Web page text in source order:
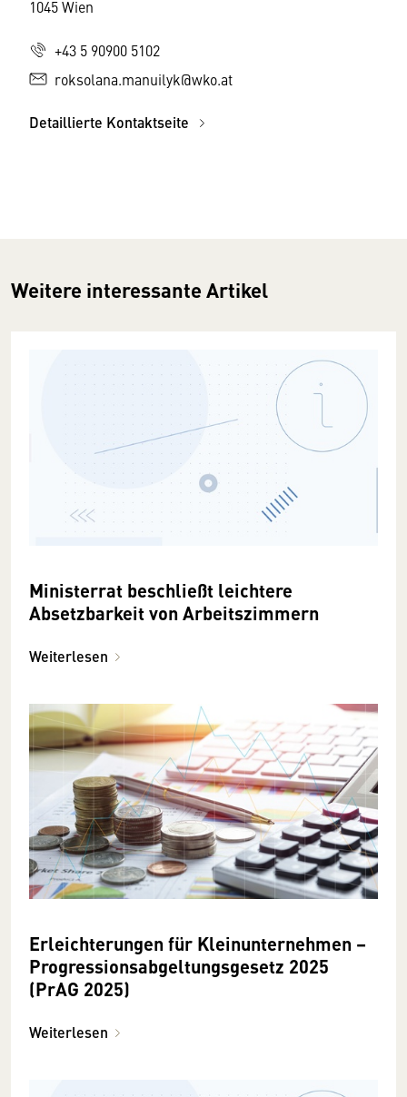
1045 Wien
+43 5 90900 5102
roksolana.manuilyk@wko.at
Detaillierte Kontaktseite
Weitere interessante Artikel
Ministerrat beschließt leichtere
Absetzbarkeit von Arbeitszimmern
Weiterlesen
Erleichterungen für Kleinunternehmen –
Progressionsabgeltungsgesetz 2025
(PrAG 2025)
Weiterlesen